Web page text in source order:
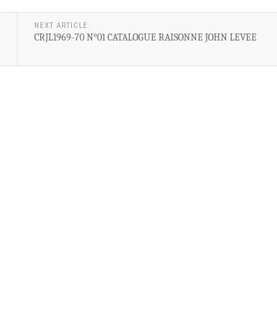
NEXT ARTICLE
CRJL1969-70 N°01 CATALOGUE RAISONNE JOHN LEVEE